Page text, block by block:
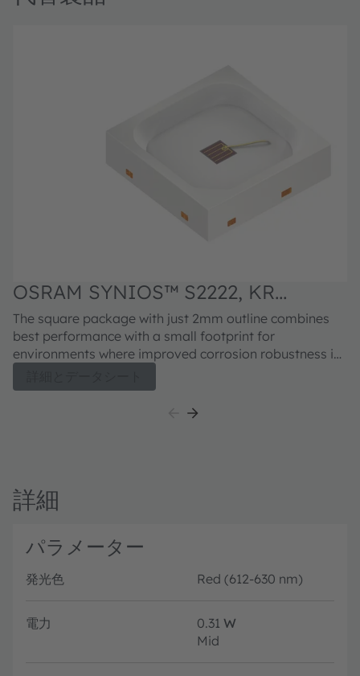
OSRAM SYNIOS™ S2222, KR
DDLM32.23
The square package with just 2mm outline combines
best performance with a small footprint for
environments where improved corrosion robustness is
into optical systems. The availability of all main colors
and white points gives highest flexibility in various
詳細
パラメーター
発光色 Red (612-630 nm)
電力 0.31 W
Mid